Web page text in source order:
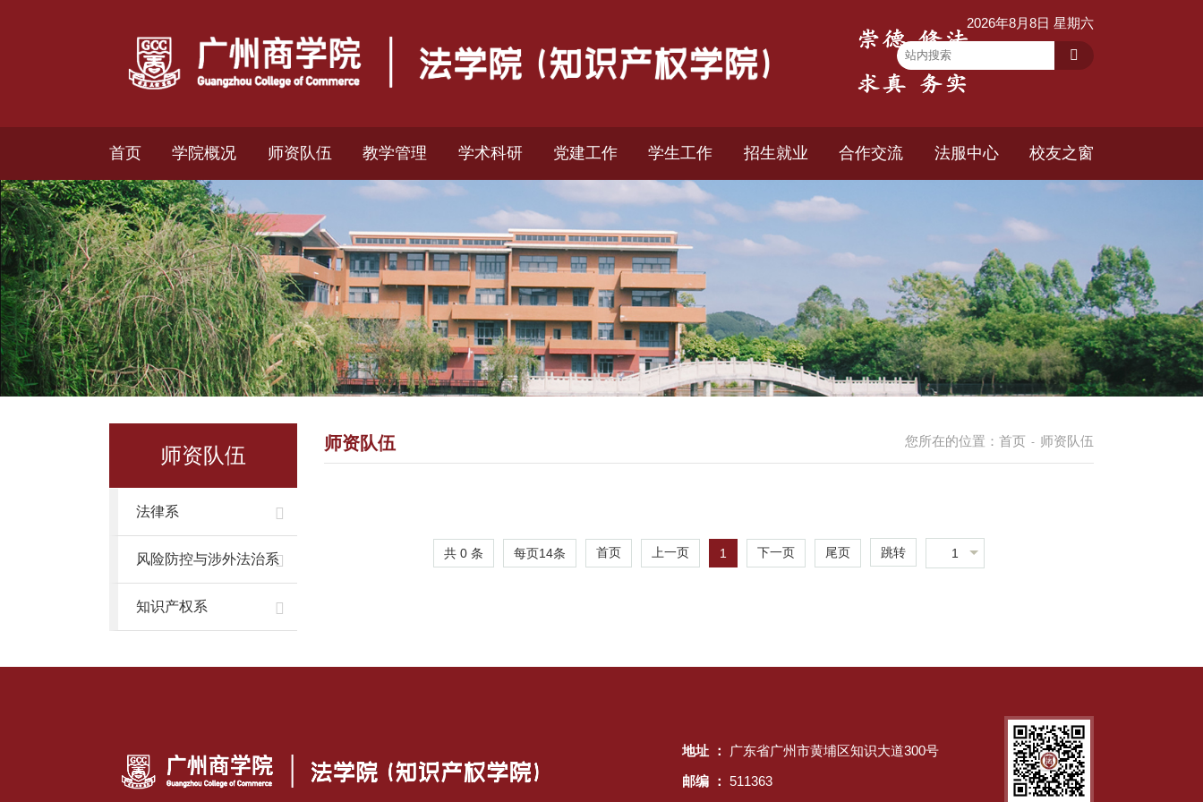
2026年8月8日 星期六
首页 学院概况 师资队伍 教学管理 学术科研 党建工作 学生工作 招生就业 合作交流 法服中心 校友之窗
师资队伍
法律系
风险防控与涉外法治系
知识产权系
您所在的位置： 首页 - 师资队伍
师资队伍
共 0 条 每页14条 首页 上一页 1 下一页 尾页 跳转 1
地址 ：
广东省广州市黄埔区知识大道300号
邮编 ： 511363